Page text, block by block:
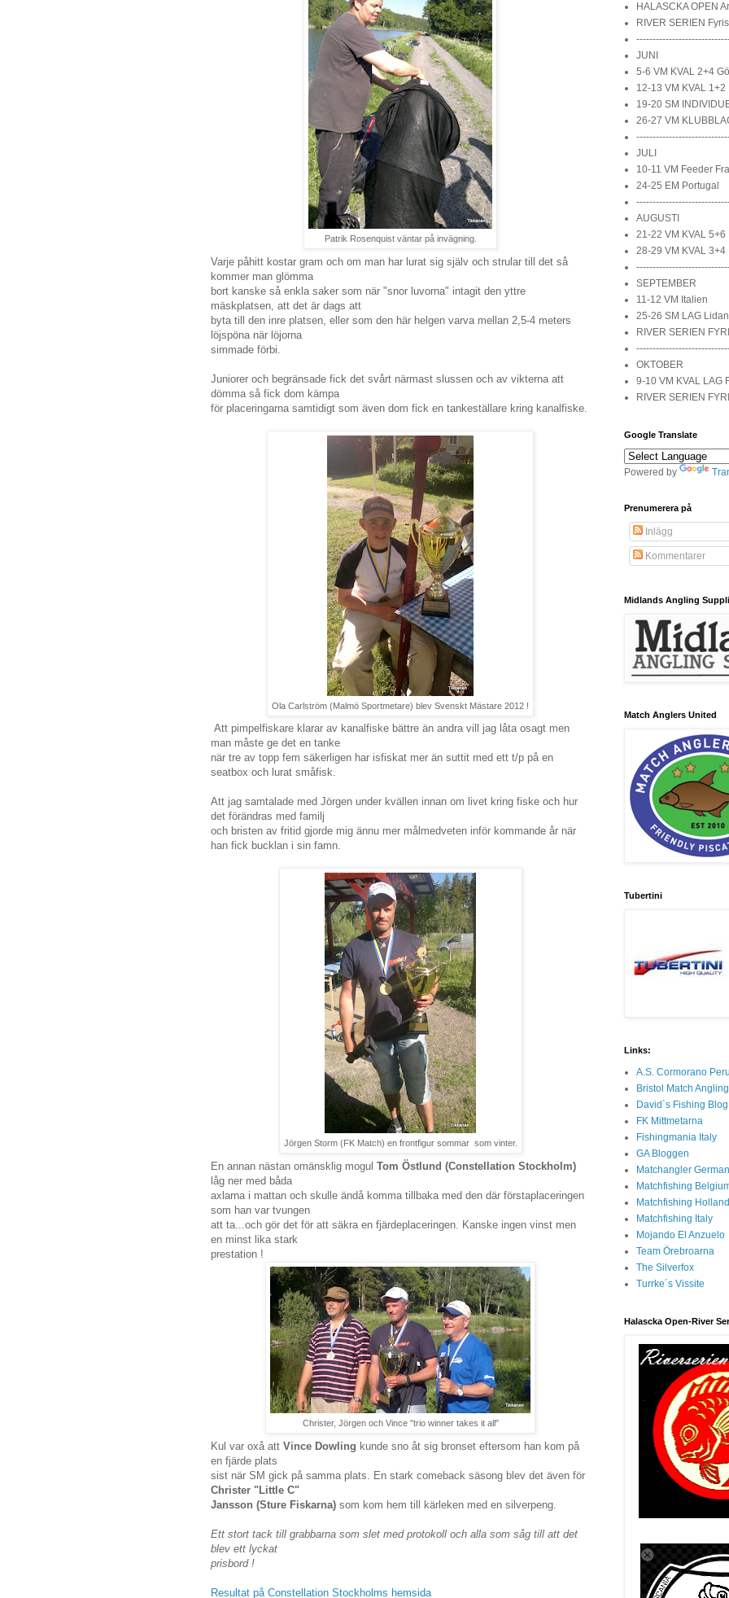
Patrik Rosenquist väntar på invägning.
Varje påhitt kostar gram och om man har lurat sig själv och strular till det så
kommer man glömma
bort kanske så enkla saker som när "snor luvorna" intagit den yttre
mäskplatsen, att det är dags att
byta till den inre platsen, eller som den här helgen varva mellan 2,5-4 meters
löjspöna när löjorna
simmade förbi.
Juniorer och begränsade fick det svårt närmast slussen och av vikterna att
dömma så fick dom kämpa
för placeringarna samtidigt som även dom fick en tankeställare kring kanalfiske.
Ola Carlström (Malmö Sportmetare) blev Svenskt Mästare 2012 !
Att pimpelfiskare klarar av kanalfiske bättre än andra vill jag låta osagt men
man måste ge det en tanke
när tre av topp fem säkerligen har isfiskat mer än suttit med ett t/p på en
seatbox och lurat småfisk.
Att jag samtalade med Jörgen under kvällen innan om livet kring fiske och hur
det förändras med familj
och bristen av fritid gjorde mig ännu mer målmedveten inför kommande år när
han fick bucklan i sin famn.
Jörgen Storm (FK Match) en frontfigur sommar som vinter.
En annan nästan omänsklig mogul Tom Östlund (Constellation Stockholm)
låg ner med båda
axlarna i mattan och skulle ändå komma tillbaka med den där förstaplaceringen
som han var tvungen
att ta...och gör det för att säkra en fjärdeplaceringen. Kanske ingen vinst men
en minst lika stark
prestation !
Christer, Jörgen och Vince "trio winner takes it all"
Kul var oxå att Vince Dowling kunde sno åt sig bronset eftersom han kom på
en fjärde plats
sist när SM gick på samma plats. En stark comeback säsong blev det även för
Christer "Little C"
Jansson (Sture Fiskarna) som kom hem till kärleken med en silverpeng.
Ett stort tack till grabbarna som slet med protokoll och alla som såg till att det
blev ett lyckat
prisbord !
Resultat på Constellation Stockholms hemsida
HALASCKA OPEN
RIVER SERIEN
JUNI
5-6 VM KVAL 2+4
12-13 VM KVAL
19-20 SM
26-27 VM
JULI
10-11 VM Feeder
24-25 EM Portugal
AUGUSTI
21-22 VM KVAL
28-29 VM KVAL
SEPTEMBER
11-12 VM Italien
25-26 SM LAG Lidan
RIVER SERIEN
OKTOBER
9-10 VM KVAL LAG
RIVER SERIEN
Google Translate
Powered by
Prenumerera på
Inlägg
Kommentarer
Midlands Angling
Match Anglers United
Tubertini
Links:
A.S. Cormorano
Bristol Match
David´s Fishing Blog
FK Mittmetarna
Fishingmania Italy
GA Bloggen
Matchangler
Matchfishing
Matchfishing Holland
Matchfishing Italy
Mojando El Anzuelo
Team Örebroarna
The Silverfox
Turrke´s Vissite
Halascka Open-River